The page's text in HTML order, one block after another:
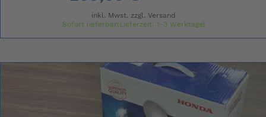
inkl. Mwst. zzgl. Versand
Sofort lieferbar(Lieferzeit: 1-3 Werktage)